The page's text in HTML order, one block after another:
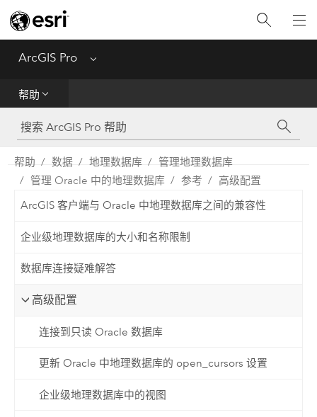
ArcGIS Pro Menu
帮助
工具参考
Python
SDK
帮助 数据 地理数据库
管理地理数据库
管理 Oracle 中的地理数据库
参考
高级配置
ArcGIS 客户端与 Oracle 中地理数据库之间的兼容性
企业级地理数据库的大小和名称限制
数据库连接疑难解答
高级配置
连接到只读 Oracle 数据库
更新 Oracle 中地理数据库的 open_cursors 设置
企业级地理数据库中的视图